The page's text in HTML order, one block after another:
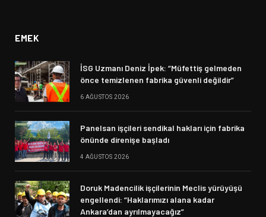
EMEK
İSG Uzmanı Deniz İpek: “Müfettiş gelmeden
önce temizlenen fabrika güvenli değildir”
6 AĞUSTOS 2026
Panelsan işçileri sendikal hakları için fabrika
önünde direnişe başladı
4 AĞUSTOS 2026
Doruk Madencilik işçilerinin Meclis yürüyüşü
engellendi: “Haklarımızı alana kadar
Ankara’dan ayrılmayacağız”